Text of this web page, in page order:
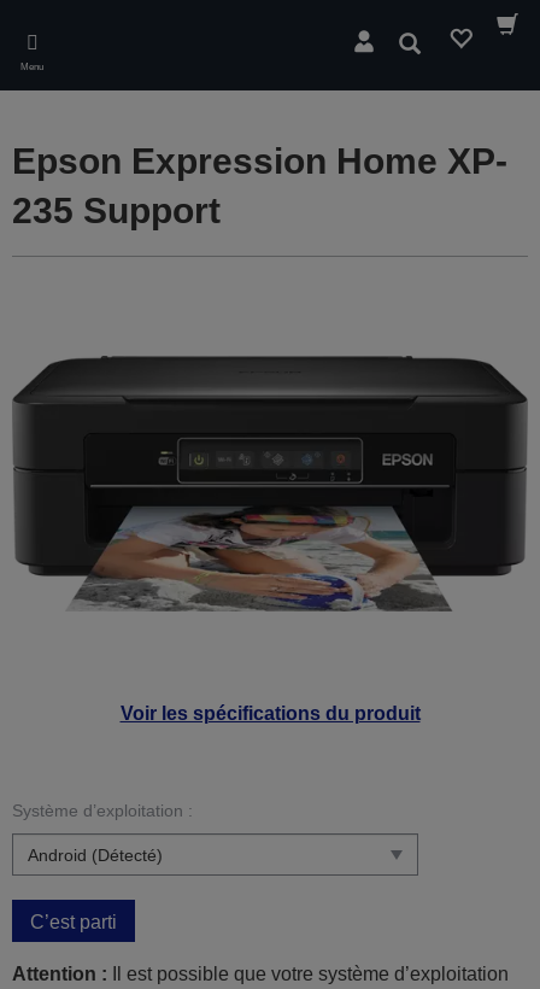
main
content
Menu
Rechercher
Voir les spécifications du produit
Epson Expression Home XP-
235 Support
Système d’exploitation :
C’est parti
Attention : Il est possible que votre système d’exploitation